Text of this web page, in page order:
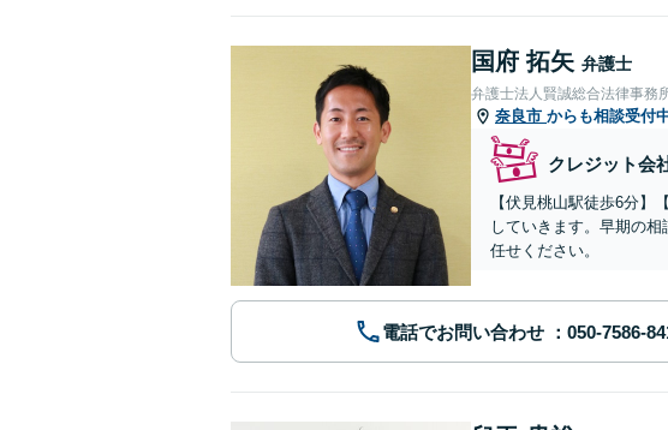
国府 拓矢 弁護士
弁護士法人賢誠総合法律事務
奈良市 からも相談受付
クレジット会
【伏見桃山駅徒歩6分
していきます。早期の
任せください。
電話でお問い合わせ